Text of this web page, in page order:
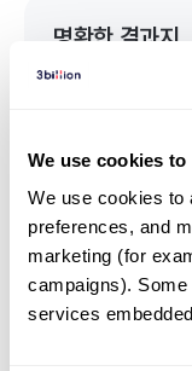
We use cookies
We use cookies to
preferences, and
marketing (for
campaigns).
services
명확한 결과지
임상유전학팀
궁금한 점을 임상유
문의하기